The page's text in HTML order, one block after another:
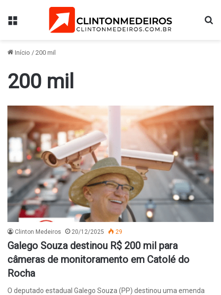
Menu
Início / 200 mil
200 mil
Clinton Medeiros 20/12/2025 29
Galego Souza destinou R$ 200 mil para
câmeras de monitoramento em Catolé do
Rocha
O deputado estadual Galego Souza (PP) destinou uma emenda